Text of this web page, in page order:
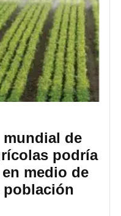
de
podría
medio de